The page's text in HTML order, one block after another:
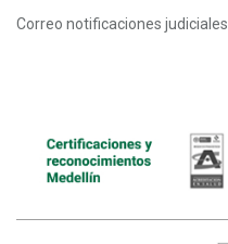
Correo notificaciones judiciales